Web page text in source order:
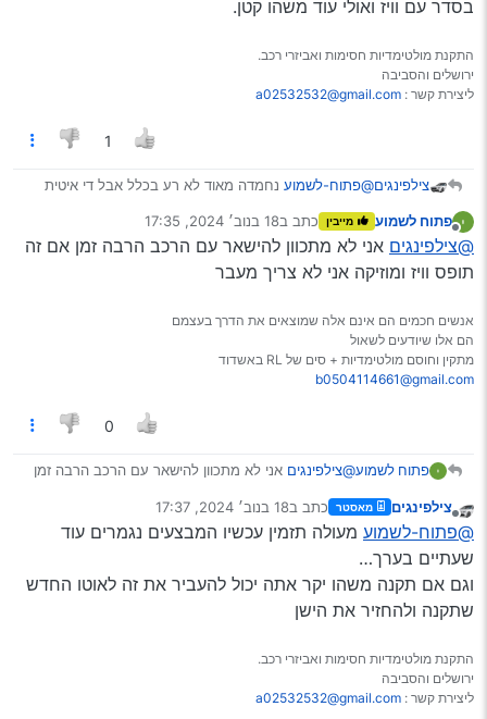
בסדר עם וויז ואולי עוד משהו קטן.
התקנת מולטימדיות חסימות ואביזרי רכב.
ירושלים והסביבה
ליצירת קשר : a02532532@gmail.com
1
צילפינגים@פתוח-לשמוע נחמדה מאוד לא רע בכלל אבל די איטית
מנותק
פתוח לשמוע מייבין כתב ב18 בנוב׳ 2024, 17:35
נערך לאחרונה על ידי
@צילפינגים אני לא מתכוון להישאר עם הרכב הרבה זמן אם זה
תופס וויז ומוזיקה אני לא צריך מעבר
אנשים חכמים הם אינם אלה שמוצאים את הדרך בעצמם
הם אלו שיודעים לשאול
מתקין וחוסם מולטימדיות + סים של RL באשדוד
b0504114661@gmail.com
0
פתוח לשמוע@צילפינגים אני לא מתכוון להישאר עם הרכב הרבה זמן
צילפינגים מאסטר כתב ב18 בנוב׳ 2024, 17:37
נערך לאחרונה על ידי
@פתוח-לשמוע מעולה תזמין עכשיו המבצעים נגמרים עוד
שעתיים בערך…
וגם אם תקנה משהו יקר אתה יכול להעביר את זה לאוטו החדש
שתקנה ולהחזיר את הישן
התקנת מולטימדיות חסימות ואביזרי רכב.
ירושלים והסביבה
ליצירת קשר : a02532532@gmail.com